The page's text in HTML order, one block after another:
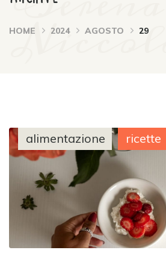
HOME 2024 AGOSTO 29
Niccolai
alimentazione ricette